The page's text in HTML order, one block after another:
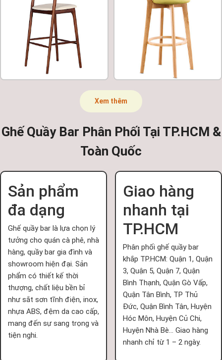
Xem thêm
Ghế Quầy Bar Phân Phối Tại TP.HCM &
Toàn Quốc
Sản phẩm
đa dạng
Ghế quầy bar là lựa chọn lý
tưởng cho quán cà phê, nhà
hàng, quầy bar gia đình và
showroom hiện đại. Sản
phẩm có thiết kế thời
thượng, chất liệu bền bỉ
như sắt sơn tĩnh điện, inox,
nhựa ABS, đệm da cao cấp,
mang đến sự sang trọng và
tiện nghi.
Giao hàng
nhanh tại
TP.HCM
Phân phối ghế quầy bar
khắp TP.HCM: Quận 1, Quận
3, Quận 5, Quận 7, Quận
Bình Thạnh, Quận Gò Vấp,
Quận Tân Bình, TP Thủ
Đức, Quận Bình Tân, Huyện
Hóc Môn, Huyện Củ Chi,
Huyện Nhà Bè... Giao hàng
nhanh chỉ từ 1 – 2 ngày.